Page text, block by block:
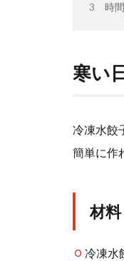
3 時
寒い
冷凍水餃
簡単に作
材料
冷凍水